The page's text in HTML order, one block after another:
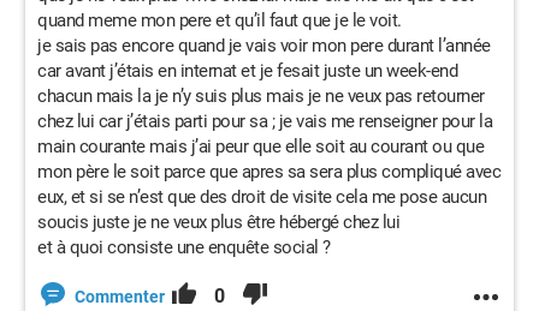
quand meme mon pere et qu’il faut que je le voit.
je sais pas encore quand je vais voir mon pere durant l’année
car avant j’étais en internat et je fesait juste un week-end
chacun mais la je n’y suis plus mais je ne veux pas retourner
chez lui car j’étais parti pour sa ; je vais me renseigner pour la
main courante mais j’ai peur que elle soit au courant ou que
mon père le soit parce que apres sa sera plus compliqué avec
eux, et si se n’est que des droit de visite cela me pose aucun
soucis juste je ne veux plus être hébergé chez lui
et à quoi consiste une enquête social ?
Commenter 0